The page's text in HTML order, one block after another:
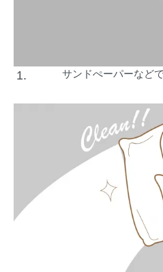
1. サンドぺーパーなど